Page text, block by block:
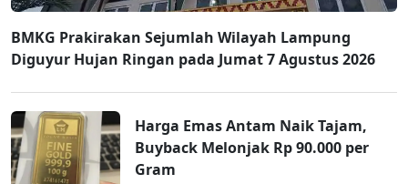
BMKG Prakirakan Sejumlah Wilayah Lampung
Diguyur Hujan Ringan pada Jumat 7 Agustus 2026
Harga Emas Antam Naik Tajam,
Buyback Melonjak Rp 90.000 per
Gram